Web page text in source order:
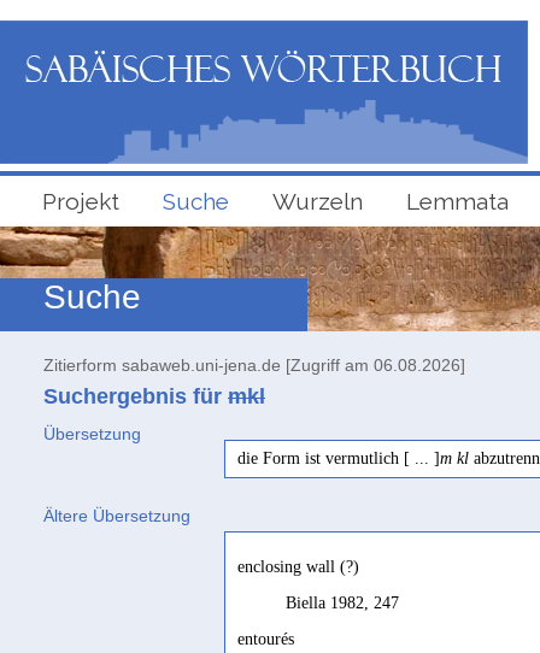
Projekt Suche Wurzeln Lemmata
Suche
Zitierform sabaweb.uni-jena.de [Zugriff am 06.08.2026]
Suchergebnis für mkl
Übersetzung
die Form ist vermutlich [ ... ]m kl
Ältere Übersetzung
enclosing wall (?)
Biella 1982, 247
entourés